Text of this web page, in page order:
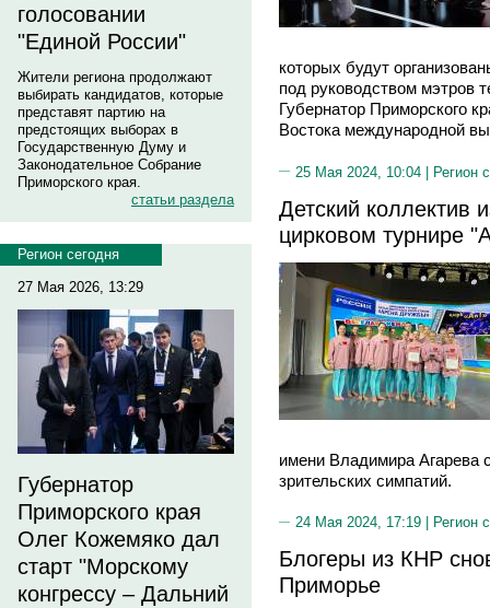
голосовании
"Единой России"
Жители региона продолжают
выбирать кандидатов, которые
представят партию на
предстоящих выборах в
Государственную Думу и
Законодательное Собрание
Приморского края.
статьи раздела
Регион сегодня
27 Мая 2026, 13:29
Губернатор
Приморского края
Олег Кожемяко дал
старт "Морскому
конгрессу – Дальний
которых будут
под руководством мэтров
Губернатор Приморского
Востока международной
25 Мая 2024, 10:04 | Регион
Детский коллектив
цирковом турнире
имени Владимира Агарева
зрительских симпатий.
24 Мая 2024, 17:19 | Регион
Блогеры из КНР
Приморье